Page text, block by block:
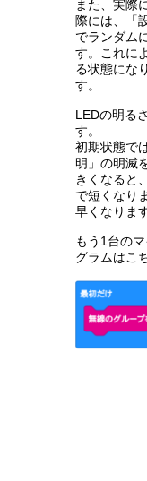
また、実際
際には、「
でランダム
す。これに
る状態にな
す。
LEDの明る
す。
初期状態で
明」の明滅
きくなると
で短くなり
早くなります
もう1台の
グラムはこ